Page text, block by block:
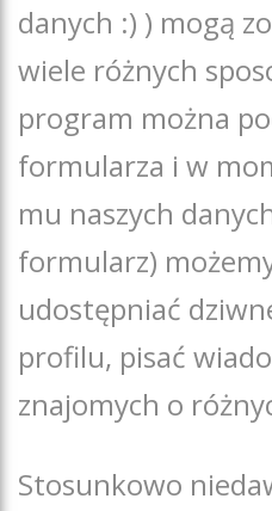
danych :) ) mogą
wiele różnych
program można
formularza i w
mu naszych
formularz)
udostępniać
profilu, pisać
znajomych o
Stosunkowo